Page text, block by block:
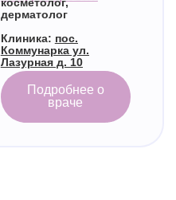
косметолог,
дерматолог
Клиника: пос.
Коммунарка ул.
Лазурная д. 10
Подробнее о
враче